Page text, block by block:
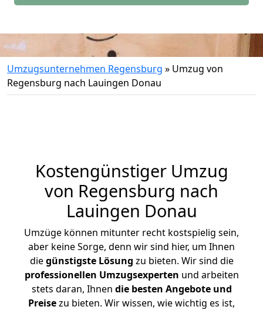
Umzugsunternehmen Regensburg » Umzug von
Regensburg nach Lauingen Donau
Kostengünstiger Umzug
von Regensburg nach
Lauingen Donau
Umzüge können mitunter recht kostspielig sein,
aber keine Sorge, denn wir sind hier, um Ihnen
diegünstigste Lösung zu bieten. Wir sind die
professionellen Umzugsexperten und arbeiten
stets daran, Ihnen die besten Angebote und
Preisezu bieten. Wir wissen, wie wichtig es ist,